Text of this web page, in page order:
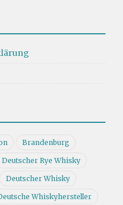
Brandenburg
Deutscher Rye Whisky
Deutscher Whisky
Whiskyhersteller